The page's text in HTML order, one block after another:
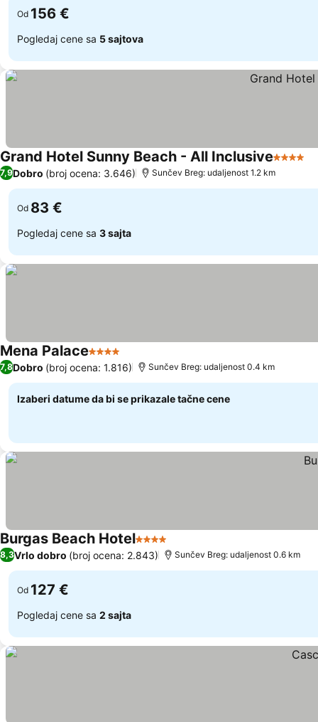
Od 156 €
Pogledaj cene sa 5 sajtova
Grand Hotel Sunny Beach - All Inclusive4
7,9Dobro (broj ocena: 3.646) Sunčev Breg: udaljenost 1.2 km
Od 83 €
Pogledaj cene sa 3 sajta
Mena Palace4 Zvezdice
7,8Dobro (broj ocena: 1.816) Sunčev Breg: udaljenost 0.4 km
Izaberi datume da bi se prikazale tačne cene
Burgas Beach Hotel4 Zvezdice
8,3Vrlo dobro (broj ocena: 2.843) Sunčev Breg: udaljenost 0.6 km
Od 127 €
Pogledaj cene sa 2 sajta